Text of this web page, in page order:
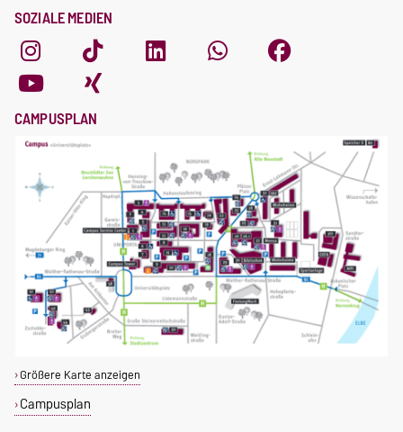
SOZIALE MEDIEN
CAMPUSPLAN
Größere Karte anzeigen
Campusplan